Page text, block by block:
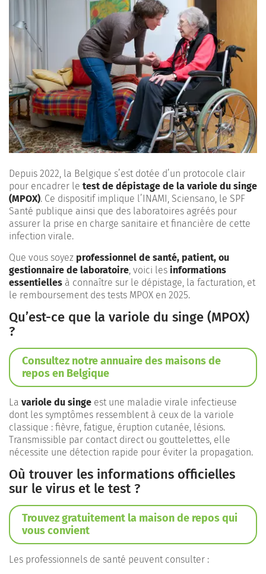
Depuis 2022, la Belgique s’est dotée d’un protocole clair
pour encadrer le test de dépistage de la variole du singe
(MPOX). Ce dispositif implique l’INAMI, Sciensano, le SPF
Santé publique ainsi que des laboratoires agréés pour
assurer la prise en charge sanitaire et financière de cette
infection virale.
Que vous soyez professionnel de santé, patient, ou
gestionnaire de laboratoire, voici les informations
essentielles à connaître sur le dépistage, la facturation, et
le remboursement des tests MPOX en 2025.
Qu’est-ce que la variole du singe (MPOX)
?
Consultez notre annuaire des maisons de
repos en Belgique
La variole du singe est une maladie virale infectieuse
dont les symptômes ressemblent à ceux de la variole
classique : fièvre, fatigue, éruption cutanée, lésions.
Transmissible par contact direct ou gouttelettes, elle
nécessite une détection rapide pour éviter la propagation.
Où trouver les informations officielles
sur le virus et le test ?
Trouvez gratuitement la maison de repos qui
vous convient
Les professionnels de santé peuvent consulter :